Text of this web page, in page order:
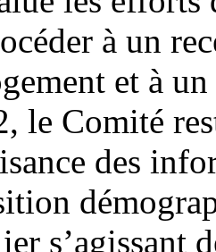
à un
et à
le Comité
des
s’agissant